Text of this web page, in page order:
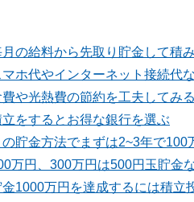
の給料から先取り貯金して積
ホ代やインターネット接続代
や光熱費の節約を工夫してみ
をするとお得な銀行を選ぶ
貯金方法でまずは2~3年で100
万円、300万円は500円玉貯金
1000万円を達成するには積立